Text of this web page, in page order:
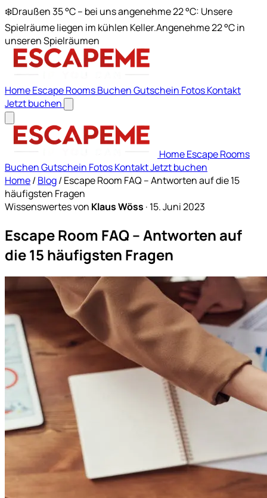
❄️Draußen 35 °C – bei uns angenehme 22 °C: Unsere
Spielräume liegen im kühlen Keller.Angenehme 22 °C in
unseren Spielräumen
HomeEscape RoomsBuchenGutschein FotosKontakt
Jetzt buchen
HomeEscape Rooms
BuchenGutschein FotosKontaktJetzt buchen
Home/ Blog/ Escape Room FAQ – Antworten auf die 15
häufigsten Fragen
Wissenswertesvon Klaus Wöss · 15. Juni 2023
Escape Room FAQ – Antworten auf
die 15 häufigsten Fragen